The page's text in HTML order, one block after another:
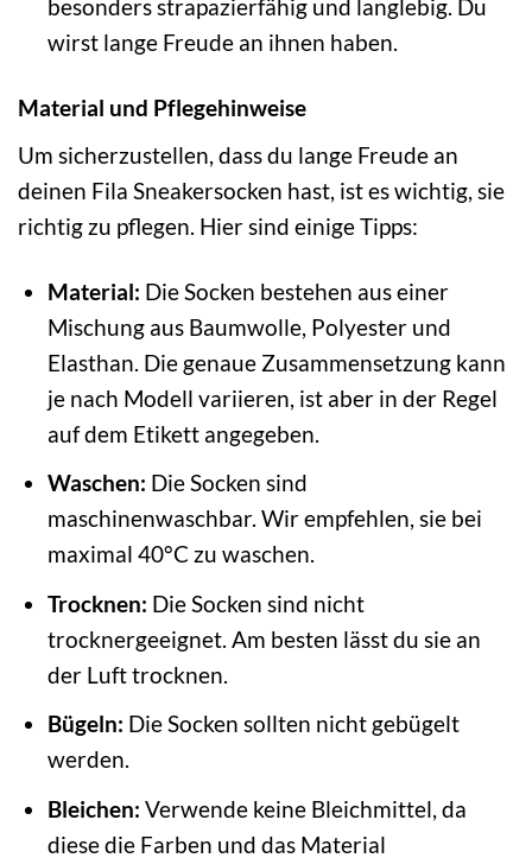
besonders strapazierfähig und langlebig. Du
wirst lange Freude an ihnen haben.
Material und Pflegehinweise
Um sicherzustellen, dass du lange Freude an
deinen Fila Sneakersocken hast, ist es wichtig, sie
richtig zu pflegen. Hier sind einige Tipps:
Material: Die Socken bestehen aus einer
Mischung aus Baumwolle, Polyester und
Elasthan. Die genaue Zusammensetzung kann
je nach Modell variieren, ist aber in der Regel
auf dem Etikett angegeben.
Waschen: Die Socken sind
maschinenwaschbar. Wir empfehlen, sie bei
maximal 40°C zu waschen.
Trocknen: Die Socken sind nicht
trocknergeeignet. Am besten lässt du sie an
der Luft trocknen.
Bügeln: Die Socken sollten nicht gebügelt
werden.
Bleichen: Verwende keine Bleichmittel, da
diese die Farben und das Material